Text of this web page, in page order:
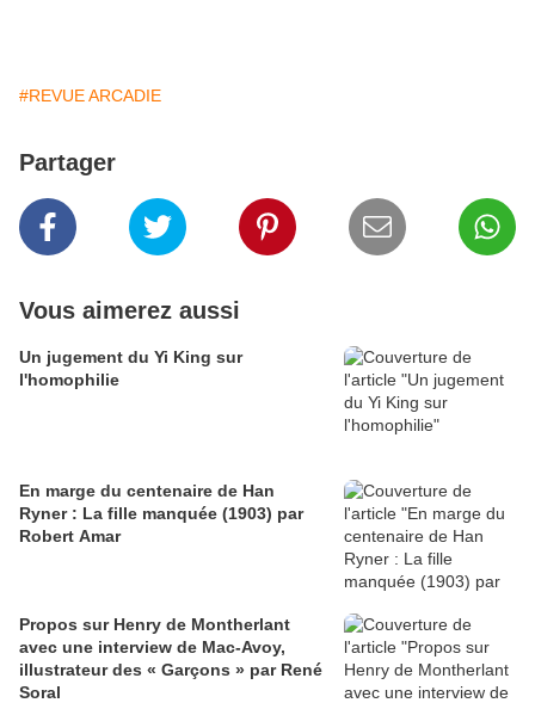
#REVUE ARCADIE
Partager
Vous aimerez aussi
Un jugement du Yi King sur
l'homophilie
En marge du centenaire de Han
Ryner : La fille manquée (1903) par
Robert Amar
Propos sur Henry de Montherlant
avec une interview de Mac-Avoy,
illustrateur des « Garçons » par René
Soral